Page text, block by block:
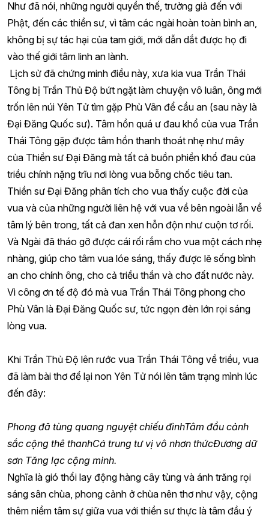
Như đã nói, những người quyền thế, trưởng giả đến với
Phật, đến các thiền sư, vì tâm các ngài hoàn toàn bình an,
không bị sự tác hại của tam giới, mới dẫn dắt được họ đi
vào thế giới tâm linh an lành.
Lịch sử đã chứng minh điều này, xưa kia vua Trần Thái
Tông bị Trần Thủ Độ bứt ngặt làm chuyện vô luân, ông mới
trốn lên núi Yên Tử tìm gặp Phù Vân để cầu an (sau này là
Đại Đăng Quốc sư). Tâm hồn quá ư đau khổ của vua Trần
Thái Tông gặp được tâm hồn thanh thoát nhẹ như mây
của Thiền sư Đại Đăng mà tất cả buồn phiền khổ đau của
triều chính nặng trĩu nơi lòng vua bỗng chốc tiêu tan.
Thiền sư Đại Đăng phân tích cho vua thấy cuộc đời của
vua và của những người liên hệ với vua về bên ngoài lẫn về
tâm lý bên trong, tất cả đan xen hỗn độn như cuộn tơ rối.
Và Ngài đã tháo gỡ được cái rối rắm cho vua một cách nhẹ
nhàng, giúp cho tâm vua lóe sáng, thấy được lẽ sống bình
an cho chính ông, cho cả triều thần và cho đất nước này.
Vì công ơn tế độ đó mà vua Trần Thái Tông phong cho
Phù Vân là Đại Đăng Quốc sư, tức ngọn đèn lớn rọi sáng
lòng vua.
Khi Trần Thủ Độ lên rước vua Trần Thái Tông về triều, vua
đã làm bài thơ để lại non Yên Tử nói lên tâm trạng mình lúc
đến đây:
Phong đã tùng quang nguyệt chiếu đìnhTâm đầu cảnh
sắc cộng thê thanhCá trung tư vị vô nhơn thứcĐương dữ
sơn Tăng lạc cộng minh.
Nghĩa là gió thổi lay động hàng cây tùng và ánh trăng rọi
sáng sân chùa, phong cảnh ở chùa nên thơ như vậy, cộng
thêm niềm tâm sự giữa vua với thiền sư thực là tâm đầu ý